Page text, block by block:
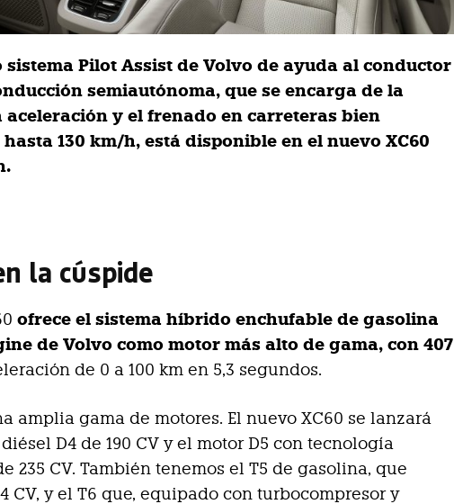
sistema Pilot Assist de Volvo de ayuda al conductor
semiautónoma, que se encarga de la
aceleración y el frenado en carreteras bien
130 km/h, está disponible en el nuevo XC60
la cúspide
ofrece el sistema híbrido enchufable de gasolina
de Volvo como motor más alto de gama, con 407
de 0 a 100 km en 5,3 segundos.
amplia gama de motores. El nuevo XC60 se lanzará
D4 de 190 CV y el motor D5 con tecnología
235 CV. También tenemos el T5 de gasolina, que
CV, y el T6 que, equipado con turbocompresor y